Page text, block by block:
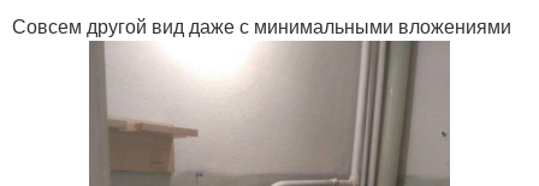
Совсем другой вид даже с минимальными вложениями